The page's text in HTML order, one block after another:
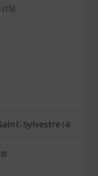
(15)
Sylvestre (4)